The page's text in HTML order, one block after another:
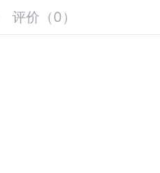
评价 （0 ）